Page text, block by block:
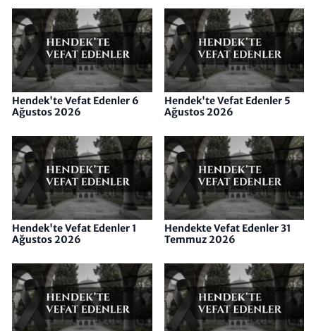
Hendek'te Vefat Edenler 6
Ağustos 2026
Hendek'te Vefat Edenler 5
Ağustos 2026
Hendek'te Vefat Edenler 1
Ağustos 2026
Hendekte Vefat Edenler 31
Temmuz 2026